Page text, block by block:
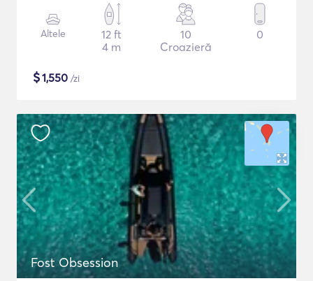
Altele
12 ft
4 m
10
Croazieră
0
$1,550 /zi
Fost Obsession